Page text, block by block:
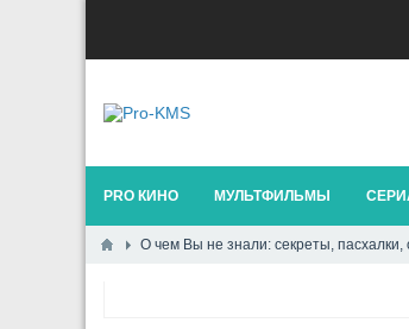
PRO КИНО МУЛЬТФИЛЬМЫ
О чем Вы не знали: секреты, пасхалки,